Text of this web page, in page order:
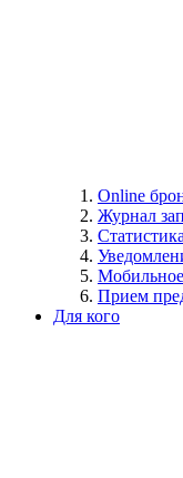
Online
Журнал
Прием
Для кого